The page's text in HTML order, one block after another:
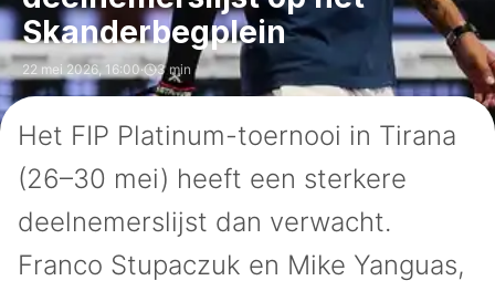
Skanderbegplein
22 mei 2026, 16:00· 3 min
Het FIP Platinum-toernooi in Tirana
(26–30 mei) heeft een sterkere
deelnemerslijst dan verwacht.
Franco Stupaczuk en Mike Yanguas,